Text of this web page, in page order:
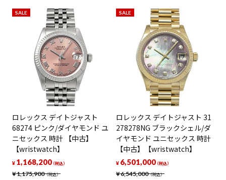
SALE
ロレックス デイトジャスト
68274 ピンク/ダイヤモンド ユ
ニセックス 時計 【中古】
【wristwatch】
¥1,175,900（税込）
¥ 1,168,200（税込）
SALE
ロレックス デイトジャスト 31
278278NG ブラックシェル/ダ
イヤモンド ユニセックス 時計
【中古】【wristwatch】
¥6,545,000（税込）
¥ 6,501,000（税込）